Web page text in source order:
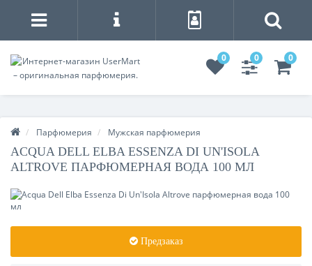
0 0 0
Парфюмерия Мужская парфюмерия
ACQUA DELL ELBA ESSENZA DI UN'ISOLA
ALTROVE ПАРФЮМЕРНАЯ ВОДА 100 МЛ
Предзаказ